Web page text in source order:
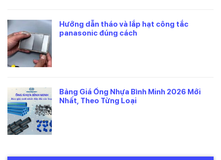
Hướng dẫn tháo và lắp hạt công tắc
panasonic đúng cách
Bảng Giá Ống Nhựa Bình Minh 2026 Mới
Nhất, Theo Từng Loại